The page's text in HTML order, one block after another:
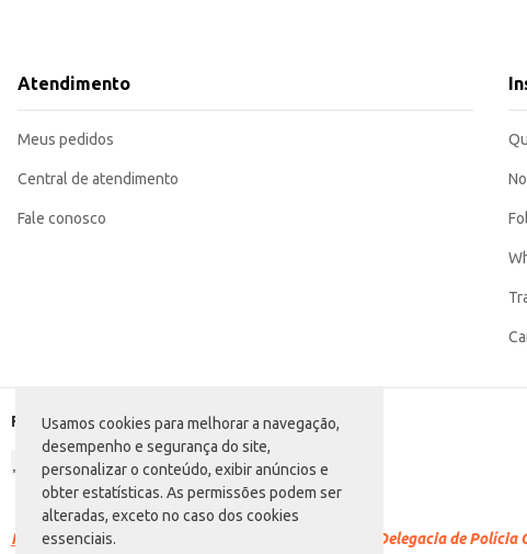
Usamos cookies para melhorar a navegação,
desempenho e segurança do site,
personalizar o conteúdo, exibir anúncios e
obter estatísticas. As permissões podem ser
alteradas, exceto no caso dos cookies
essenciais.
Recomendada para uso doméstico na preparação de doces e sobremesas.
A Cobertura de Chocolate Fracionada Mavalério proporciona praticidade e um resultado consistente em suas
Marca: Mavalério
Categoria: Barra de chocolate
EAN: 75355982
Atendimento
Meus pedidos
Central de atendimento
Fale conosco
Formas de pagamento
Racismo é crime. Denuncie. Disque 100 ou procure a Delegacia de